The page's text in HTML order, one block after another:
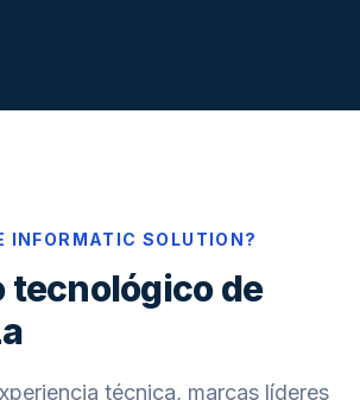
INFORMATIC SOLUTION?
tecnológico de
técnica, marcas líderes